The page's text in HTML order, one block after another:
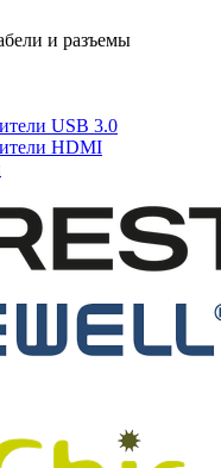
и разъемы
USB 3.0
HDMI